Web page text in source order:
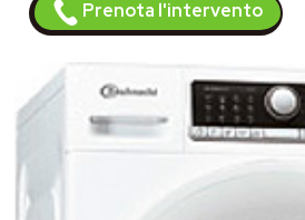
Prenota l'intervento